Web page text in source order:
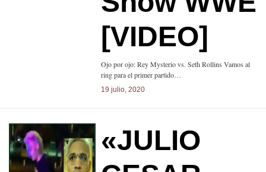
[VIDEO]
Ojo por ojo: Rey Mysterio vs. Seth Rollins Vamos al
ring para el primer partido…
19 julio, 2020
«JULIO